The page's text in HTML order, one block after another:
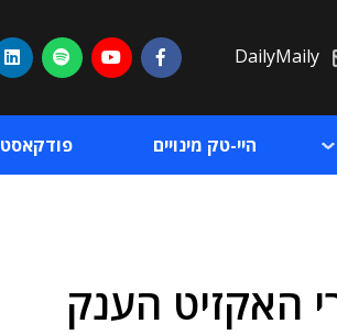
DailyMaily
היי-טק מינויים פודקאסט
האקזיט הענק